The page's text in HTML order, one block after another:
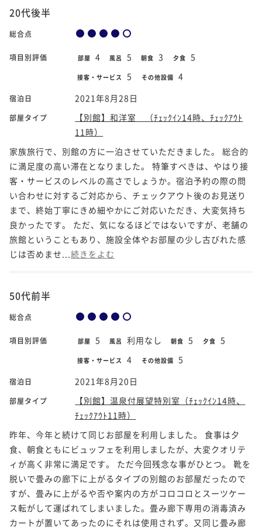
20代後半
総合点
項目別評価 部屋 4 風呂 5 朝食 3 夕食 5
接客・サービス 5 その他設備 4
宿泊日 2021年8月28日
部屋タイプ
【別館】和洋室 （ﾁｪｯｸｲﾝ14時、ﾁｪｯｸｱｳﾄ
11時）
家族旅行で、別館の方に一泊させていただきました。 総合的
に満足度の高い滞在となりました。 特筆すべきは、やはり接
客・サービスのレベルの高さでしょうか。宿泊予約の際の問
い合わせに対するご対応から、チェックアウト後のお見送り
まで、終始丁寧にきめ細やかにご対応いただき、大変気持ち
良かったです。 ただ、気になるほどではないですが、老舗の
旅館ということもあり、施設全体やお部屋の少し古びれた感
じは否めませ... 続きをよむ
50代前半
総合点
項目別評価 部屋 5 風呂 利用なし 朝食 5 夕食 5
接客・サービス 4 その他設備 5
宿泊日 2021年8月20日
部屋タイプ
【別館】温泉付展望特別室（ﾁｪｯｸｲﾝ14時、
ﾁｪｯｸｱｳﾄ11時）
昨年、今年と続けて同じお部屋を利用しました。 食事は夕
食、朝食ともにビュッフェを利用しましたが、大変クオリテ
ィが高く非常に満足です。 ただ今回残念な事がひとつ。 靴を
脱いで畳みの廊下に上がるタイプの別館のお部屋だったので
すが、畳みに上がるや否や案内の方がコロコロとスーツケー
ス転がして運ばれてしまいました。畳み廊下専用の消毒済み
カートが置いてあったのにそれは使用されず。又同じ畳み廊